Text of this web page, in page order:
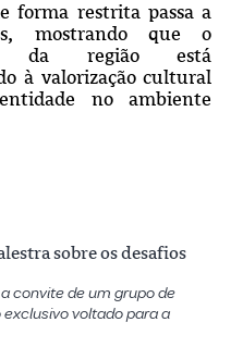
forma restrita passa a
mostrando que o
da região está
à valorização cultural
no ambiente
sobre os desafios
convite de um grupo de
voltado para a